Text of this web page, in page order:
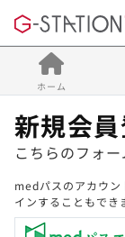
ホーム
新規会
こちらのフォ
medパスのアカウ
インすることもでき